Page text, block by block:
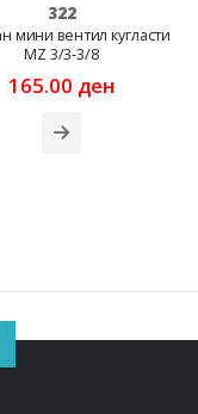
322
мини вентил кугласти
MZ 3/3-3/8
165.00 ден